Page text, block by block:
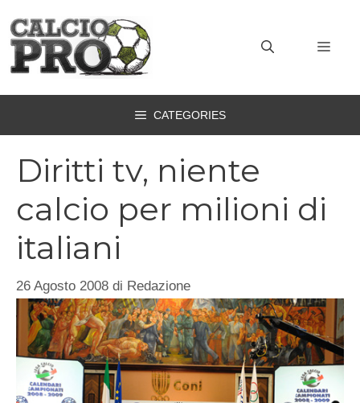
contenuto
CATEGORIES
Diritti tv, niente
calcio per milioni di
italiani
26 Agosto 2008 di Redazione